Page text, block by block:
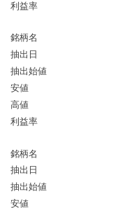
利益率
銘柄名
抽出日
抽出始値
安値
高値
利益率
銘柄名
抽出日
抽出始値
安値